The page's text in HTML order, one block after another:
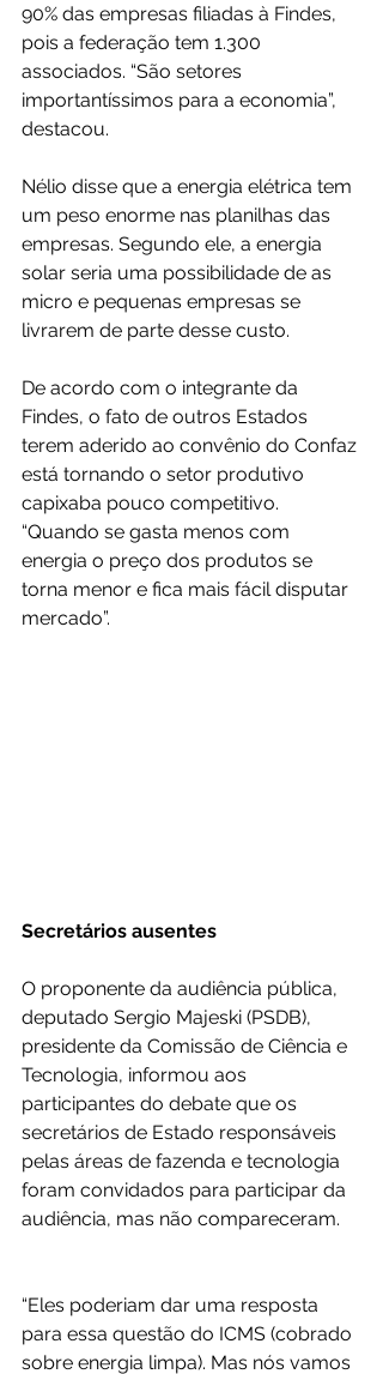
90% das empresas filiadas à Findes,
pois a federação tem 1.300
associados. “São setores
importantíssimos para a economia”,
destacou.
Nélio disse que a energia elétrica tem
um peso enorme nas planilhas das
empresas. Segundo ele, a energia
solar seria uma possibilidade de as
micro e pequenas empresas se
livrarem de parte desse custo.
De acordo com o integrante da
Findes, o fato de outros Estados
terem aderido ao convênio do Confaz
está tornando o setor produtivo
capixaba pouco competitivo.
“Quando se gasta menos com
energia o preço dos produtos se
torna menor e fica mais fácil disputar
mercado”.
Secretários ausentes
O proponente da audiência pública,
deputado Sergio Majeski (PSDB),
presidente da Comissão de Ciência e
Tecnologia, informou aos
participantes do debate que os
secretários de Estado responsáveis
pelas áreas de fazenda e tecnologia
foram convidados para participar da
audiência, mas não compareceram.
“Eles poderiam dar uma resposta
para essa questão do ICMS (cobrado
sobre energia limpa). Mas nós vamos